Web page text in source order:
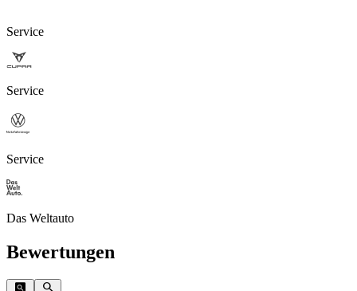
Service
Service
Service
Das Weltauto
Bewertungen